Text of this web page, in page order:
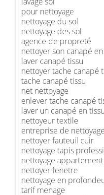
pour nettoyage
nettoyage du sol
nettoyage des sol
agence de propreté
nettoyer son canapé
laver canapé tissu
nettoyer tache canapé
tache canapé tissu
net nettoyage
enlever tache canapé
laver un canapé en tissu
nettoyeur textile
entreprise de
nettoyer fauteuil cuir
nettoyage tapis
nettoyage
nettoyer fenetre
nettoyage en
tarif menage